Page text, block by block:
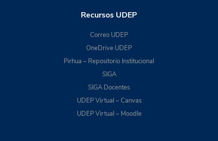
Recursos UDEP
Correo UDEP
OneDrive UDEP
Pirhua – Repositorio Institucional
SIGA
SIGA Docentes
UDEP Virtual – Canvas
UDEP Virtual – Moodle